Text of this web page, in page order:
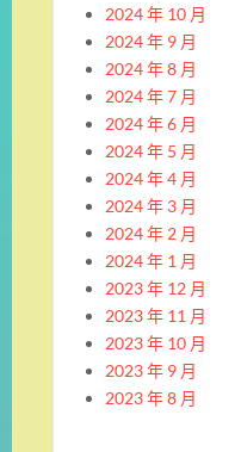
2024 年 10 月
2024 年 9 月
2024 年 8 月
2024 年 7 月
2024 年 6 月
2024 年 5 月
2024 年 4 月
2024 年 3 月
2024 年 2 月
2024 年 1 月
2023 年 12 月
2023 年 11 月
2023 年 10 月
2023 年 9 月
2023 年 8 月